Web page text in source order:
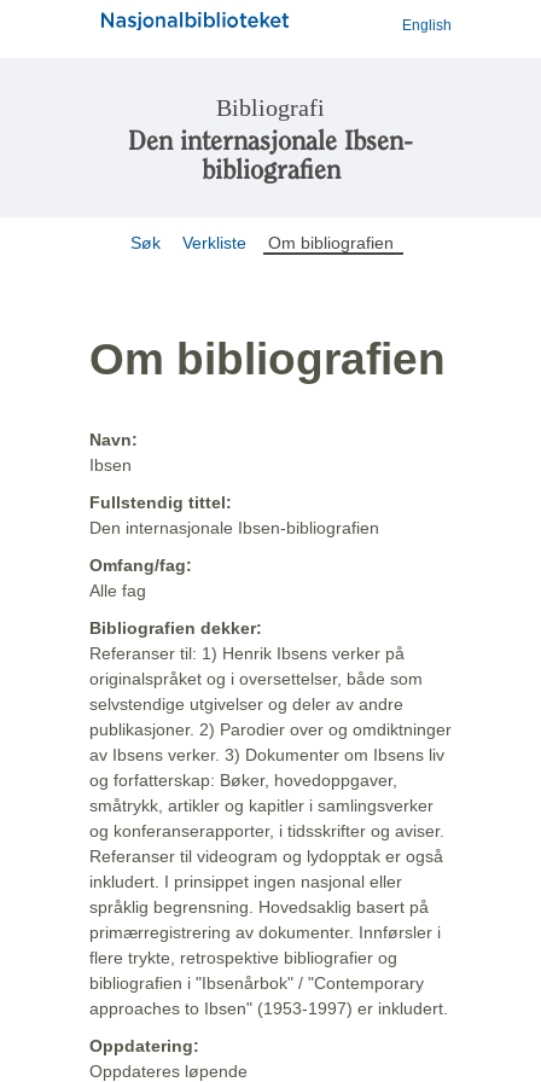
English
Bibliografi
Den internasjonale Ibsen-
bibliografien
Søk Verkliste Om bibliografien
Om bibliografien
Navn:
Ibsen
Fullstendig tittel:
Den internasjonale Ibsen-bibliografien
Omfang/fag:
Alle fag
Bibliografien dekker:
Referanser til: 1) Henrik Ibsens verker på
originalspråket og i oversettelser, både som
selvstendige utgivelser og deler av andre
publikasjoner. 2) Parodier over og omdiktninger
av Ibsens verker. 3) Dokumenter om Ibsens liv
og forfatterskap: Bøker, hovedoppgaver,
småtrykk, artikler og kapitler i samlingsverker
og konferanserapporter, i tidsskrifter og aviser.
Referanser til videogram og lydopptak er også
inkludert. I prinsippet ingen nasjonal eller
språklig begrensning. Hovedsaklig basert på
primærregistrering av dokumenter. Innførsler i
flere trykte, retrospektive bibliografier og
bibliografien i "Ibsenårbok" / "Contemporary
approaches to Ibsen" (1953-1997) er inkludert.
Oppdatering:
Oppdateres løpende